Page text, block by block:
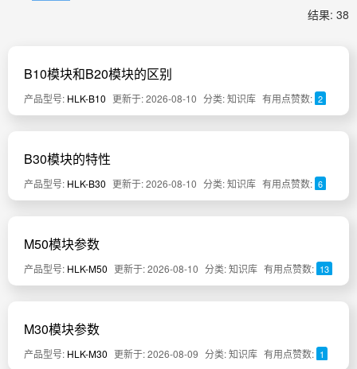
结果: 38
B10模块和B20模块的区别
产品型号: HLK-B10 更新于: 2026-08-10 分类: 知识库 有用点赞数: 2
B30模块的特性
产品型号: HLK-B30 更新于: 2026-08-10 分类: 知识库 有用点赞数: 6
M50模块参数
产品型号: HLK-M50 更新于: 2026-08-10 分类: 知识库 有用点赞数: 13
M30模块参数
产品型号: HLK-M30 更新于: 2026-08-09 分类: 知识库 有用点赞数: 1